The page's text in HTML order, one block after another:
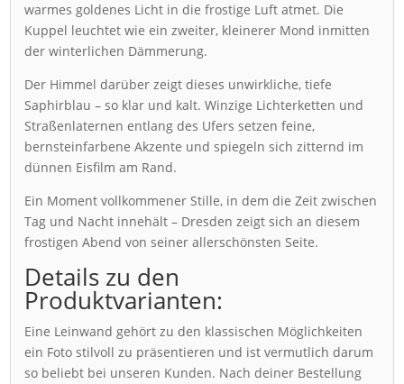
warmes goldenes Licht in die frostige Luft atmet. Die
Kuppel leuchtet wie ein zweiter, kleinerer Mond inmitten
der winterlichen Dämmerung.
Der Himmel darüber zeigt dieses unwirkliche, tiefe
Saphirblau – so klar und kalt. Winzige Lichterketten und
Straßenlaternen entlang des Ufers setzen feine,
bernsteinfarbene Akzente und spiegeln sich zitternd im
dünnen Eisfilm am Rand.
Ein Moment vollkommener Stille, in dem die Zeit zwischen
Tag und Nacht innehält – Dresden zeigt sich an diesem
frostigen Abend von seiner allerschönsten Seite.
Details zu den
Produktvarianten:
Eine Leinwand gehört zu den klassischen Möglichkeiten
ein Foto stilvoll zu präsentieren und ist vermutlich darum
so beliebt bei unseren Kunden. Nach deiner Bestellung